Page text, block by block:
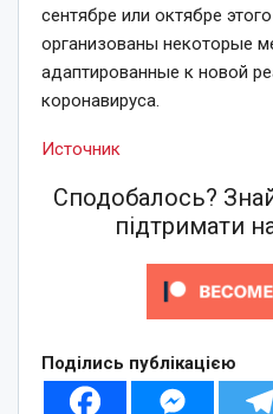
сентябре или октябре
организованы некоторые
адаптированные к новой
коронавируса.
Источник
Сподобалось?
підтримати
Поділись публікацією